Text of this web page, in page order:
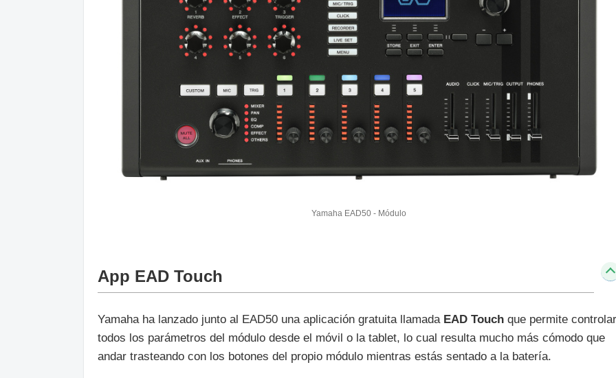
Yamaha EAD50 - Módulo
App EAD Touch
Yamaha ha lanzado junto al EAD50 una aplicación gratuita llamada EAD Touch que permite controlar
todos los parámetros del módulo desde el móvil o la tablet, lo cual resulta mucho más cómodo que
andar trasteando con los botones del propio módulo mientras estás sentado a la batería.